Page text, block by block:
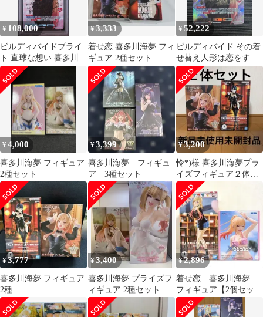
¥ 108,000
ビルディバイドブライ
ト 直球な想い 喜多川海
夢 BR サイン 着せ恋
PSA10
¥3,333
着せ恋 喜多川海夢 フィ
ギュア 2種セット
¥52,222
ビルディバイド その着
せ替え人形は恋をする
BR 直球な思い 喜多川
海夢 サイン
¥4,000
喜多川海夢 フィギュア
2種セット
¥3,399
喜多川海夢 フィギュ
ア 3種セット
¥3,200
怜*)様 喜多川海夢プラ
イズフィギュア２体セ
ット
¥3,777
喜多川海夢 フィギュア
2種
¥3,400
喜多川海夢 プライズフ
ィギュア 2種セット
¥2,896
着せ恋 喜多川海夢
フィギュア【2個セッ
ト】